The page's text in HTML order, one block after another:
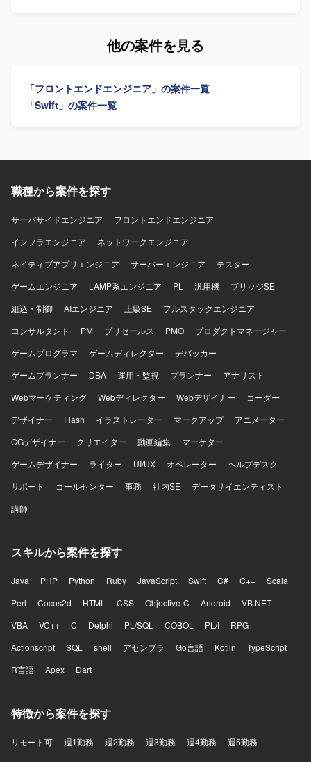
に共感し、EC体験の可能性に興味をお持ちの方を求めてい
ッチします。事業や顧客に近い距離で数値やユーザーの声
を捉えながら、主体的に開発をリードしていける方を歓迎
を前提としたiOS・Android両OSの「二刀流」開発プロセス
がら探求していくことができます。EC×ゲーム×ソーシャル
が組み合わさった複雑なドメインで、高度な状態管理やパ
フォーマンス最適化に取り組むことで、エンジニアとして
の技術力を大きく高めていただけます。 【開発環境】
Swift、Kotlin、Goを用いた開発を行い、UIフレームワーク
Android Architecture ComponentsやMVVMなどのアーキテ
クチャを活用し、XcodeおよびAndroid Studio上で開発を進
Protocol Buffersによる通信、BitriseやGitHub Actions、
Cloud Buildを用いたCI/CDを構築しています。Terraformに
よる構成管理、CrashlyticsやCloud Monitoringなどのモニタ
リング基盤、BigQueryやLooker Studioによる分析基盤、
ール群、GitHub・Slack・Notion・Figmaを組み合わせたモ
ダンな開発環境で、アジャイル開発を実践しています。
リース、効果分析まで一貫して担当し、モバイルアーキテ
続けられる方を求めています。変化の速い環境で、チーム
と連携しながら成果創出に取り組める方に適したポジショ
ム・ソーシャル領域における高難度な技術課題に取り組め
Compose、Google Cloud、gRPC、Protocol Buffers、
Bitrise、GitHub Actions、Terraform、BigQuery、Figmaな
どを使用します。
他の案件を見る
「フロントエンドエンジニア」の案件一覧
「Swift」の案件一覧
職種から案件を探す
サーバサイドエンジニア
フロントエンドエンジニア
インフラエンジニア
ネットワークエンジニア
ネイティブアプリエンジニア
サーバーエンジニア
テスター
ゲームエンジニア
LAMP系エンジニア PL 汎用機
ブリッジSE
組込・制御
AIエンジニア 上級SE
フルスタックエンジニア
コンサルタント
PM プリセールス PMO
プロダクトマネージャー
ゲームプログラマ
ゲームディレクター
デバッカー
ゲームプランナー
DBA 運用・監視 プランナー
アナリスト
Webマーケティング
Webディレクター Webデザイナー
コーダー
デザイナー
Flash イラストレーター マークアップ
アニメーター
CGデザイナー
クリエイター 動画編集
マーケター
ゲームデザイナー
ライター UI/UX オペレーター
ヘルプデスク
サポート
コールセンター 事務 社内SE
データサイエンティスト
講師
スキルから案件を探す
Java PHP Python Ruby JavaScript Swift C# C++
Scala
Perl
Cocos2d HTML CSS Objective-C Android
VB.NET
VBA
VC++ C Delphi PL/SQL COBOL PL/I
RPG
Actionscript
SQL shell アセンブラ Go言語 Kotlin
TypeScript
R言語
Apex Dart
特徴から案件を探す
リモート可 週1勤務 週2勤務 週3勤務 週4勤務 週5勤務